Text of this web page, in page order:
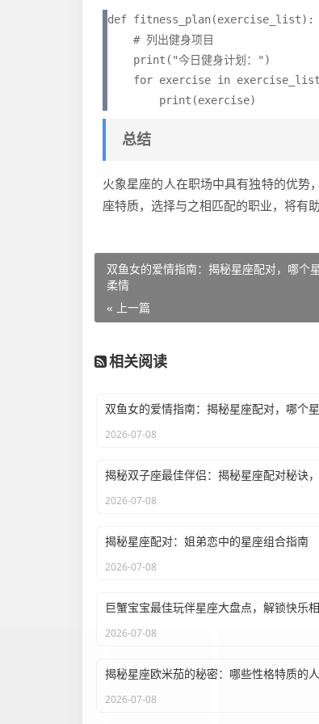
def fitness_plan(exercise_list):
总结
火象星座的人在职场中具有独特的优势
座特质，选择与之相匹配的职业，将有
双鱼女的爱情指南：揭秘星座配对，哪个
柔情
« 上一篇
相关阅读
2026-07-08
2026-07-08
揭秘星座配对：姐弟恋中的星座组合指南
2026-07-08
巨蟹宝宝最佳玩伴星座大盘点，解锁快乐相
2026-07-08
2026-07-08